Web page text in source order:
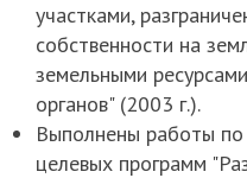
участками,
собственности на
земельными
органов" (2003 г.).
Выполнены работы
целевых программ